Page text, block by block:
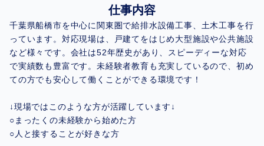
仕事内容
千葉県船橋市を中心に関東圏で給排水設備工事、土木工事を行
っています。対応現場は、戸建てをはじめ大型施設や公共施設
など様々です。会社は52年歴史があり、スピーディーな対応
で実績数も豊富です。未経験者教育も充実しているので、初め
ての方でも安心して働くことができる環境です！
↓現場ではこのような方が活躍しています↓
○まったくの未経験から始めた方
○人と接することが好きな方